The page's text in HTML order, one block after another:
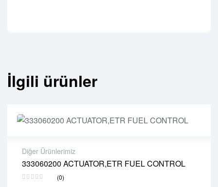
İlgili ürünler
Diğer Ürünlerimiz
333060200 ACTUATOR,ETR FUEL CONTROL
(0)
2 years warranty
Delivery time: 1-2 business days